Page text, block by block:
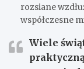
rozsiane
współczesne
Wiele